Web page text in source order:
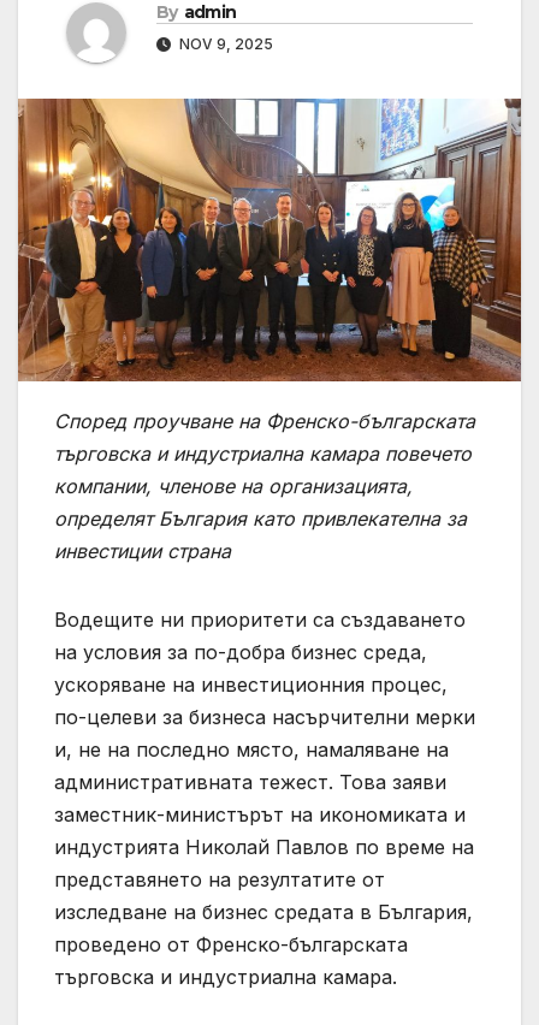
By admin
NOV 9, 2025
Според проучване на Френско-българската
търговска и индустриална камара повечето
компании, членове на организацията,
определят България като привлекателна за
инвестиции страна
Водещите ни приоритети са създаването
на условия за по-добра бизнес среда,
ускоряване на инвестиционния процес,
по-целеви за бизнеса насърчителни мерки
и, не на последно място, намаляване на
административната тежест. Това заяви
заместник-министърът на икономиката и
индустрията Николай Павлов по време на
представянето на резултатите от
изследване на бизнес средата в България,
проведено от Френско-българската
търговска и индустриална камара.